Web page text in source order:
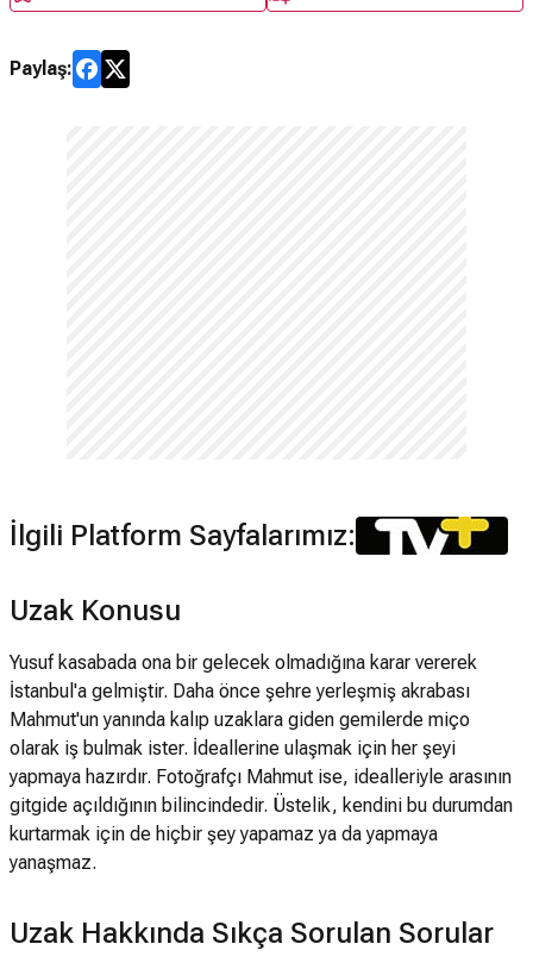
Paylaş:
İlgili Platform Sayfalarımız:
Uzak Konusu
Yusuf kasabada ona bir gelecek olmadığına karar vererek
İstanbul'a gelmiştir. Daha önce şehre yerleşmiş akrabası
Mahmut'un yanında kalıp uzaklara giden gemilerde miço
olarak iş bulmak ister. İdeallerine ulaşmak için her şeyi
yapmaya hazırdır. Fotoğrafçı Mahmut ise, idealleriyle arasının
gitgide açıldığının bilincindedir. Üstelik, kendini bu durumdan
kurtarmak için de hiçbir şey yapamaz ya da yapmaya
yanaşmaz.
Uzak Hakkında Sıkça Sorulan Sorular